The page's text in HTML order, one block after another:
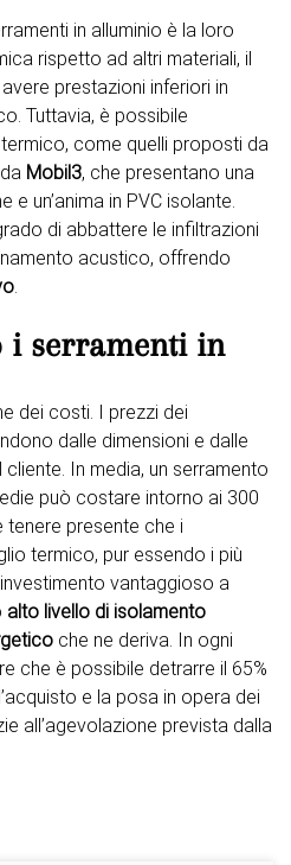
in alluminio è la loro
rispetto ad altri materiali, il
prestazioni inferiori in
Tuttavia, è possibile
come quelli proposti da
Mobil3, che presentano una
un’anima in PVC isolante.
di abbattere le infiltrazioni
acustico, offrendo
.
i serramenti in
dei costi. I prezzi dei
dalle dimensioni e dalle
In media, un serramento
può costare intorno ai 300
tenere presente che i
termico, pur essendo i più
vantaggioso a
alto livello di isolamento
che ne deriva. In ogni
che è possibile detrarre il 65%
e la posa in opera dei
all’agevolazione prevista dalla